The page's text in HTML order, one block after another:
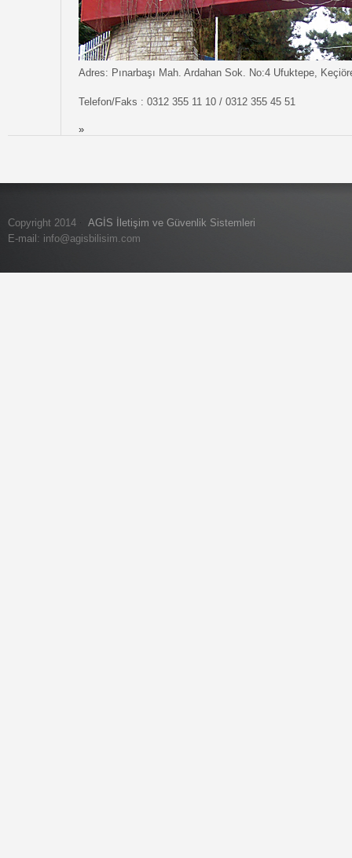
Adres: Pınarbaşı Mah. Ardahan Sok. No:4 Ufuktepe,
Telefon/Faks : 0312 355 11 10 / 0312 355 45 51
»
Copyright 2014
AGİS İletişim ve Güvenlik Sistemleri
E-mail: info@agisbilisim.com